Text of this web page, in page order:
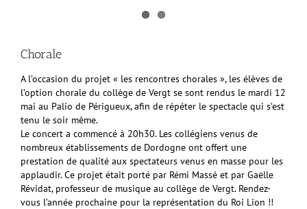
Chorale
A l’occasion du projet « les rencontres chorales », les élèves de
l’option chorale du collège de Vergt se sont rendus le mardi 12
mai au Palio de Périgueux, afin de répéter le spectacle qui s’est
tenu le soir même.
Le concert a commencé à 20h30. Les collégiens venus de
nombreux établissements de Dordogne ont offert une
prestation de qualité aux spectateurs venus en masse pour les
applaudir. Ce projet était porté par Rémi Massé et par Gaëlle
Révidat, professeur de musique au collège de Vergt. Rendez-
vous l’année prochaine pour la représentation du Roi Lion !!